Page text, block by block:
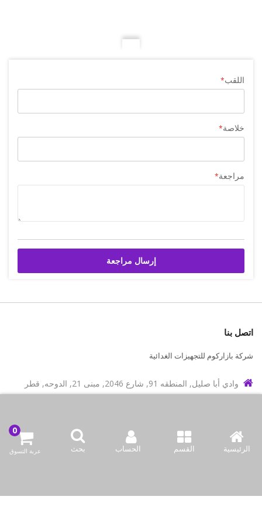
الرئيسية القسم الحساب بحث عربة التسوق
اللقب
خلاصة
مراجعة
إرسال مراجعة
اتصل بنا
شركة بازاركوم للتجهيزات الغدائية
وادي أبا صليل, المنطقه 91, شارع 2046, مبنى 21, الدوحه, قطر
سياسة المتجر